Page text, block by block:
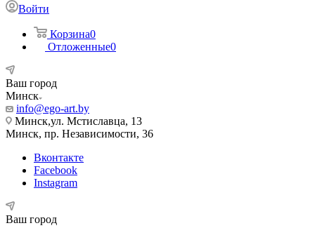
Войти
Корзина0
Отложенные0
Ваш город
Минск
info@ego-art.by
Минск,ул. Мстиславца, 13
Минск, пр. Независимости, 36
Вконтакте
Facebook
Instagram
Ваш город